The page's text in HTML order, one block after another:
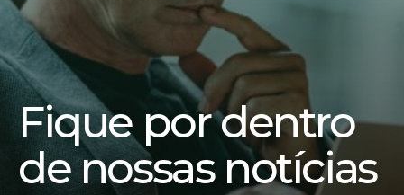
Fique por dentro
de nossas notícias